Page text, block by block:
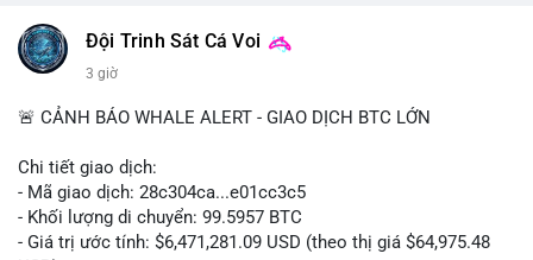
Đội Trinh Sát Cá Voi
3 giờ
🚨 CẢNH BÁO WHALE ALERT - GIAO DỊCH BTC LỚN
Chi tiết giao dịch:
- Mã giao dịch: 28c304ca...e01cc3c5
- Khối lượng di chuyển: 99.5957 BTC
- Giá trị ước tính: $6,471,281.09 USD (theo thị giá $64,975.48